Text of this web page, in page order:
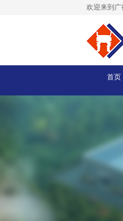
欢迎来到广
首页